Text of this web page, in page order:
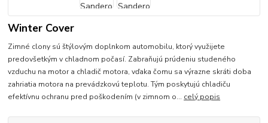
Winter Cover
Zimné clony sú štýlovým doplnkom automobilu, ktorý využijete
predovšetkým v chladnom počasí. Zabraňujú prúdeniu studeného
vzduchu na motor a chladič motora, vďaka čomu sa výrazne skráti doba
zahriatia motora na prevádzkovú teplotu. Tým poskytujú chladiču
efektívnu ochranu pred poškodením (v zimnom o... celý popis